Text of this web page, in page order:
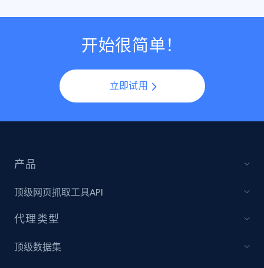
开始很简单！
立即试用
产品
顶级网页抓取工具API
代理类型
顶级数据集